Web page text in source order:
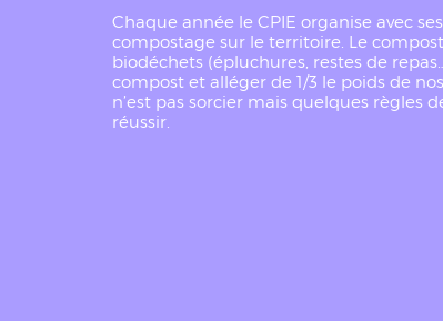
Chaque année le CPIE organise avec
compostage sur le territoire. Le
biodéchets (épluchures, restes de
compost et alléger de 1/3 le poids de
n’est pas sorcier mais quelques règles
réussir.